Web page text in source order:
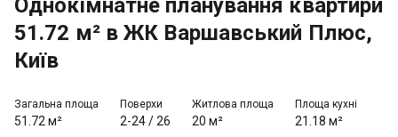
Однокімнатне планування квартири
51.72 м² в ЖК Варшавський Плюс,
Київ
Загальна площа
51.72 м²
Поверхи
2-24/26
Житлова площа
20 м²
Площа кухні
21.18 м²